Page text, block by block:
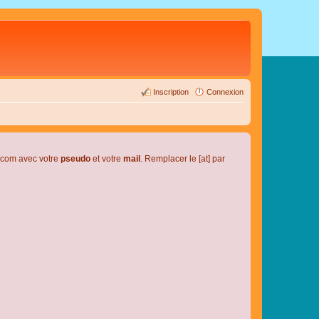
Connexion
Inscription
avec votre pseudo et votre mail . Remplacer le [at] par